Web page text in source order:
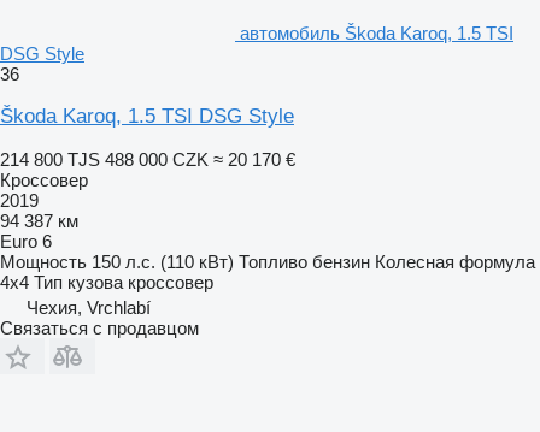
автомобиль Škoda Karoq, 1.5 TSI
DSG Style
36
Škoda Karoq, 1.5 TSI DSG Style
214 800 TJS 488 000 CZK ≈ 20 170 €
Кроссовер
2019
94 387 км
Euro 6
Мощность 150 л.с. (110 кВт) Топливо бензин Колесная формула
4x4 Тип кузова кроссовер
Чехия, Vrchlabí
Связаться с продавцом